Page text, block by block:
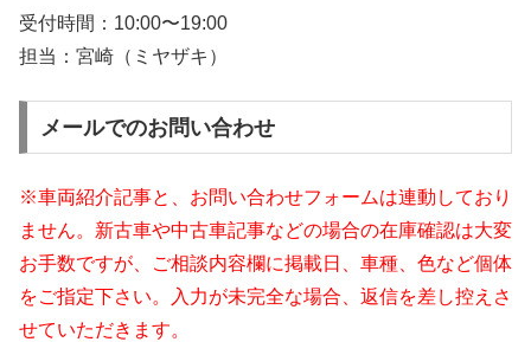
受付時間： 10:00〜19:00
担当：宮崎（ミヤザキ）
メールでのお問い合わせ
※車両紹介記事と、お問い合わせフォームは連動しており
ません。新古車や中古車記事などの場合の在庫確認は大変
お手数ですが、ご相談内容欄に掲載日、車種、色など個体
をご指定下さい。入力が未完全な場合、返信を差し控えさ
せていただきます。